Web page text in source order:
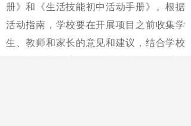
册》和《生活技能初中活动手册》。根据
活动指南，学校要在开展项目之前收集学
生、教师和家长的意见和建议，结合学校